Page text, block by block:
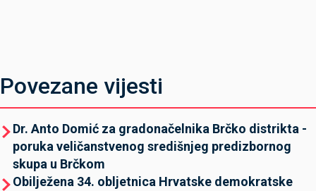
Povezane vijesti
Dr. Anto Domić za gradonačelnika Brčko distrikta -
poruka veličanstvenog središnjeg predizbornog
skupa u Brčkom
Obilježena 34. obljetnica Hrvatske demokratske